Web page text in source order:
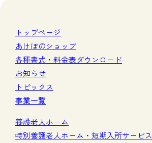
トップページ
あけぼのショップ
各種書式・料金表ダウンロード
お知らせ
トピックス
事業一覧
養護老人ホーム
特別養護老人ホーム・短期入所サービス